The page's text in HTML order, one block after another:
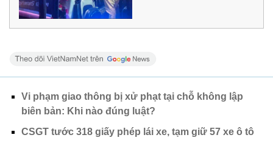
Vi phạm giao thông bị xử phạt tại chỗ không lập
biên bản: Khi nào đúng luật?
CSGT tước 318 giấy phép lái xe, tạm giữ 57 xe ô tô